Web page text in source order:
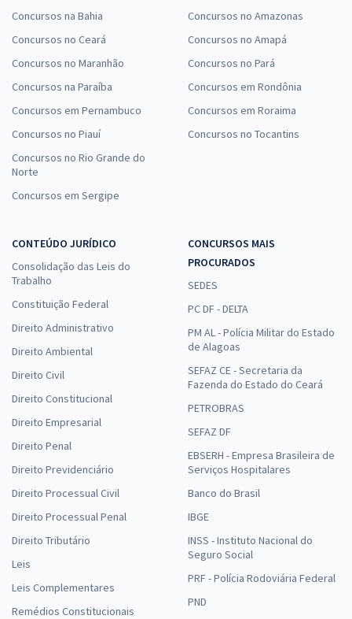
Concursos na Bahia
Concursos no Ceará
Concursos no Maranhão
Concursos na Paraíba
Concursos em Pernambuco
Concursos no Piauí
Concursos no Rio Grande do
Norte
Concursos em Sergipe
Concursos no Amazonas
Concursos no Amapá
Concursos no Pará
Concursos em Rondônia
Concursos em Roraima
Concursos no Tocantins
CONTEÚDO JURÍDICO
Consolidação das Leis do
Trabalho
Constituição Federal
Direito Administrativo
Direito Ambiental
Direito Civil
Direito Constitucional
Direito Empresarial
Direito Penal
Direito Previdenciário
Direito Processual Civil
Direito Processual Penal
Direito Tributário
Leis
Leis Complementares
Remédios Constitucionais
CONCURSOS MAIS
PROCURADOS
SEDES
PC DF - DELTA
PM AL - Polícia Militar do Estado
de Alagoas
SEFAZ CE - Secretaria da
Fazenda do Estado do Ceará
PETROBRAS
SEFAZ DF
EBSERH - Empresa Brasileira de
Serviços Hospitalares
Banco do Brasil
IBGE
INSS - Instituto Nacional do
Seguro Social
PRF - Polícia Rodoviária Federal
PND